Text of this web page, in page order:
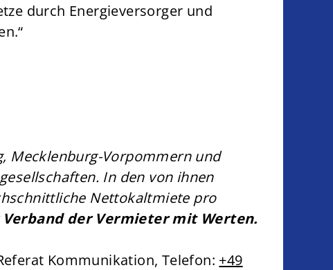
durch Energieversorger und
Mecklenburg-Vorpommern und
In den von ihnen
Nettokaltmiete pro
Verband der Vermieter mit Werten.
Kommunikation, Telefon: +49